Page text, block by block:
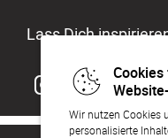
Wir nutzen Cookies
personalisierte
Lass Dich